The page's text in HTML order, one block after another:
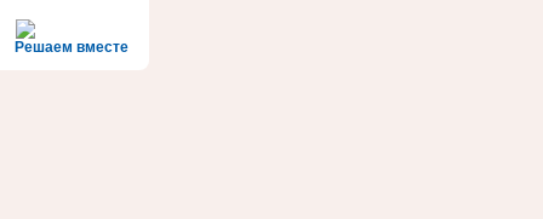
Решаем вместе